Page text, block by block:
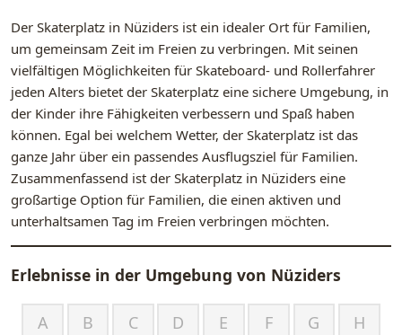
Der Skaterplatz in Nüziders ist ein idealer Ort für Familien,
um gemeinsam Zeit im Freien zu verbringen. Mit seinen
vielfältigen Möglichkeiten für Skateboard- und Rollerfahrer
jeden Alters bietet der Skaterplatz eine sichere Umgebung, in
der Kinder ihre Fähigkeiten verbessern und Spaß haben
können. Egal bei welchem Wetter, der Skaterplatz ist das
ganze Jahr über ein passendes Ausflugsziel für Familien.
Zusammenfassend ist der Skaterplatz in Nüziders eine
großartige Option für Familien, die einen aktiven und
unterhaltsamen Tag im Freien verbringen möchten.
Erlebnisse in der Umgebung von Nüziders
A B C D E F G H